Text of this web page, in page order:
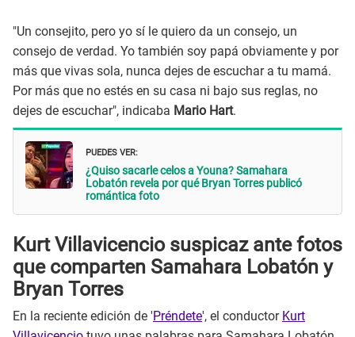
"Un consejito, pero yo sí le quiero da un consejo, un
consejo de verdad. Yo también soy papá obviamente y por
más que vivas sola, nunca dejes de escuchar a tu mamá.
Por más que no estés en su casa ni bajo sus reglas, no
dejes de escuchar", indicaba Mario Hart.
PUEDES VER:
¿Quiso sacarle celos a Youna? Samahara
Lobatón revela por qué Bryan Torres publicó
romántica foto
Kurt Villavicencio suspicaz ante fotos
que comparten Samahara Lobatón y
Bryan Torres
En la reciente edición de 'Préndete', el conductor Kurt